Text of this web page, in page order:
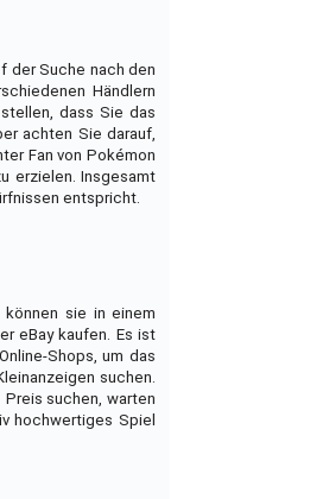
der Suche nach den
Händlern
dass Sie das
achten Sie darauf,
Fan von Pokémon
erzielen. Insgesamt
entspricht.
sie in einem
eBay kaufen. Es ist
Shops, um das
suchen.
suchen, warten
hochwertiges Spiel